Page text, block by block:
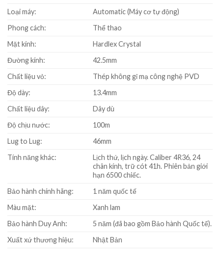
Loại máy:
Automatic (Máy cơ tự động)
Phong cách:
Thể thao
Mặt kính:
Hardlex Crystal
Đường kính:
42.5mm
Chất liệu vỏ:
Thép không gỉ mạ công nghệ PVD
Độ dày:
13.4mm
Chất liệu dây:
Dây dù
Độ chịu nước:
100m
Lug to Lug:
46mm
Tính năng khác:
Lịch thứ, lịch ngày. Caliber 4R36, 24
chân kính, trữ cót 41h. Phiên bản giới
hạn 6500 chiếc.
Bảo hành chính hãng:
1 năm quốc tế
Màu mặt:
Xanh lam
Bảo hành Duy Anh:
5 năm (đã bao gồm Bảo hành Quốc tế).
Xuất xứ thương hiệu:
Nhật Bản